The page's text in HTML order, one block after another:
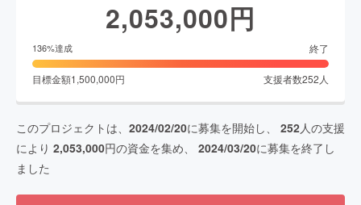
2,053,000円
136%達成 終了
目標金額1,500,000円 支援者数252 人
このプロジェクトは、 2024/02/20に募集を開始し、 252人の支援
により 2,053,000円の資金を集め、 2024/03/20に募集を終了し
ました